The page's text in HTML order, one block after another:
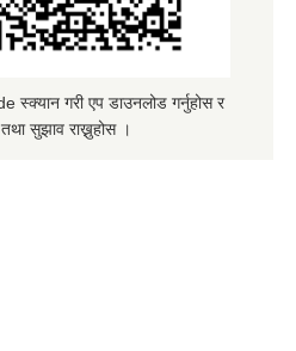
स्क्यान गरी एप डाउनलोड गर्नुहोस र
सुझाव राख्नुहोस ।